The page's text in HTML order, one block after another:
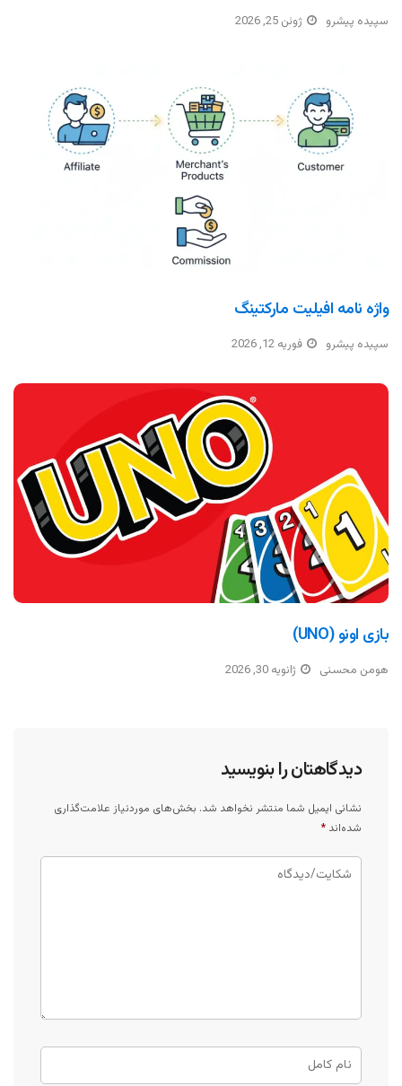
سپیده پیشرو ژوئن 25, 2026
واژه نامه افیلیت مارکتینگ
سپیده پیشرو فوریه 12, 2026
بازی اونو (UNO)
هومن محسنی ژانویه 30, 2026
دیدگاهتان را بنویسید
نشانی ایمیل شما منتشر نخواهد شد. بخش‌های موردنیاز علامت‌گذاری
شده‌اند *